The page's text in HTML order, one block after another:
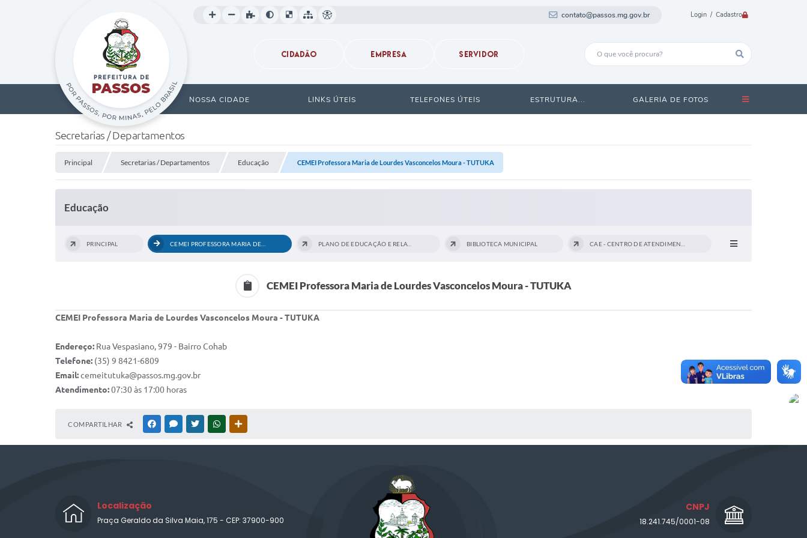
Login / Cadastro
contato@passos.mg.gov.br
CIDADÃO EMPRESA SERVIDOR
NOSSA CIDADE LINKS ÚTEIS TELEFONES ÚTEIS ESTRUTURA... GALERIA DE FOTOS
Secretarias / Departamentos
Principal Secretarias / Departamentos Educação CEMEI Professora Maria de Lourdes Vasconcelos Moura - TUTUKA
Educação
PRINCIPAL BIBLIOTECA MUNICIPAL
CEMEI Professora Maria de Lourdes Vasconcelos Moura - TUTUKA
CEMEI Professora Maria de Lourdes Vasconcelos Moura - TUTUKA
Endereço: Rua Vespasiano, 979 - Bairro Cohab
Telefone: (35) 9 8421-6809
Email:cemeitutuka@passos.mg.gov.br
Atendimento:07:30 às 17:00 horas
COMPARTILHAR FACEBOOKMESSENGER
TWITTERWHATSAPP
Localização
Praça Geraldo da Silva Maia, 175 - CEP: 37900-900
CNPJ
18.241.745/0001-08